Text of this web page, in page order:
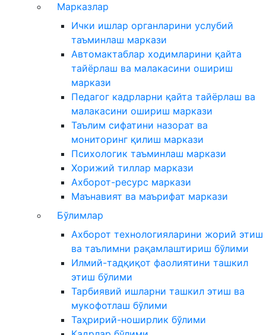
Марказлар
Ички ишлар органларини услубий
таъминлаш маркази
Автомактаблар ходимларини қайта
тайёрлаш ва малакасини ошириш
маркази
Педагог кадрларни қайта тайёрлаш ва
малакасини ошириш маркази
Таълим сифатини назорат ва
мониторинг қилиш маркази
Психологик таъминлаш маркази
Хорижий тиллар маркази
Ахборот-ресурс маркази
Маънавият ва маърифат маркази
Бўлимлар
Ахборот технологияларини жорий этиш
ва таълимни рақамлаштириш бўлими
Илмий-тадқиқот фаолиятини ташкил
этиш бўлими
Тарбиявий ишларни ташкил этиш ва
мукофотлаш бўлими
Таҳририй-ноширлик бўлими